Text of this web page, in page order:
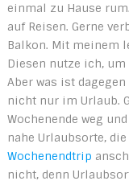
einmal zu Hause
auf Reisen. Gerne
Balkon. Mit meinem
Diesen nutze ich,
Aber was ist
nicht nur im Urlaub.
Wochenende weg
nahe Urlaubsorte,
Wochenendtrip
nicht, denn